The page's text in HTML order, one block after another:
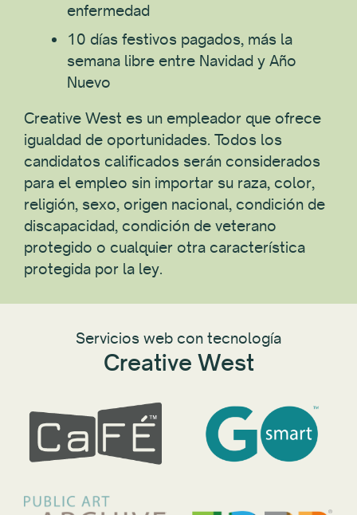
enfermedad
10 días festivos pagados, más la
semana libre entre Navidad y Año
Nuevo
Creative West es un empleador que ofrece
igualdad de oportunidades. Todos los
candidatos calificados serán considerados
para el empleo sin importar su raza, color,
religión, sexo, origen nacional, condición de
discapacidad, condición de veterano
protegido o cualquier otra característica
protegida por la ley.
Servicios web con tecnología
Creative West